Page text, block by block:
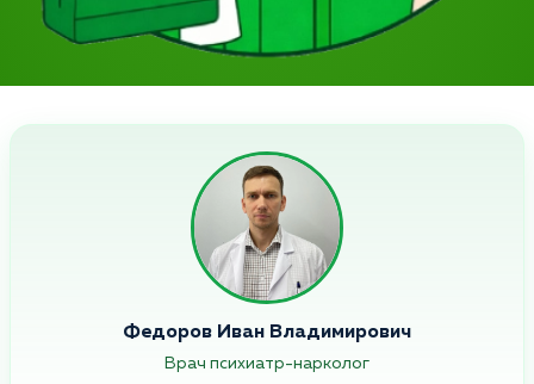
Федоров Иван Владимирович
Врач психиатр-нарколог